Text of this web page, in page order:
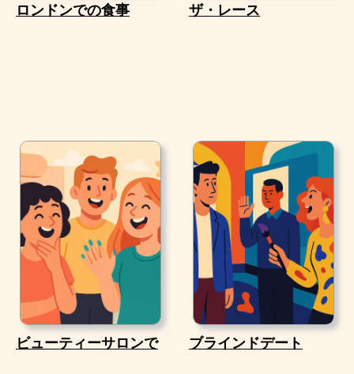
ロンドンでの食事 ザ・レース
ビューティーサロンで ブラインドデート